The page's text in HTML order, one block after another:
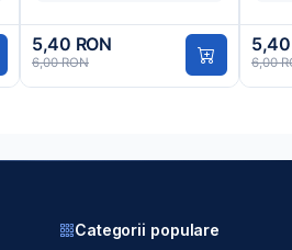
5,40 RON
6,00 RON
5,40
6,00
Categorii populare